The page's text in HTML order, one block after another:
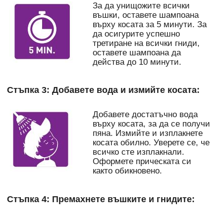
За да унищожите всички
въшки, оставете шампоана
върху косата за 5 минути. За
да осигурите успешно
третиране на всички гниди,
оставете шампоана да
действа до 10 минути.
Стъпка 3: Добавете вода и измийте косата:
Добавете достатъчно вода
върху косата, за да се получи
пяна. Измийте и изплакнете
косата обилно. Уверете се, че
всичко сте изплакнали.
Оформете прическата си
както обикновено.
Стъпка 4: Премахнете въшките и гнидите: